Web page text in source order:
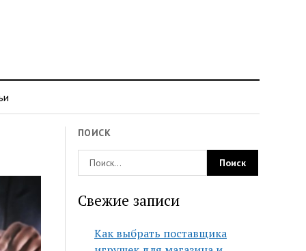
ПОИСК
Свежие записи
Как выбрать поставщика